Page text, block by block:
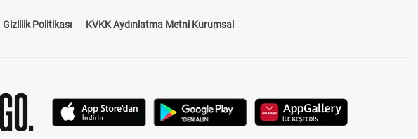
Gizlilik Politikası KVKK Aydınlatma Metni Kurumsal